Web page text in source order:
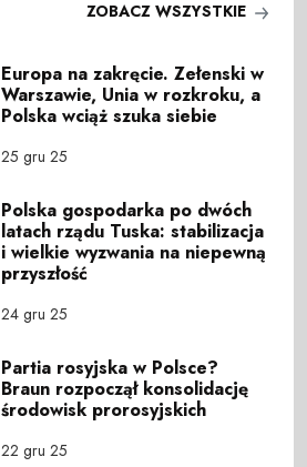
ZOBACZ WSZYSTKIE
Europa na zakręcie. Zełenski w
Warszawie, Unia w rozkroku, a
Polska wciąż szuka siebie
25 gru 25
Polska gospodarka po dwóch
latach rządu Tuska: stabilizacja
i wielkie wyzwania na niepewną
przyszłość
24 gru 25
Partia rosyjska w Polsce?
Braun rozpoczął konsolidację
środowisk prorosyjskich
22 gru 25